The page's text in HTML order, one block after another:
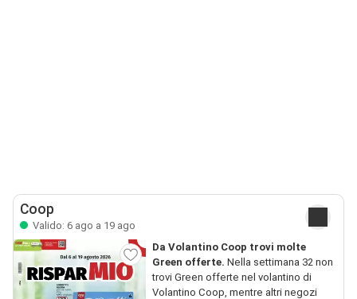
Coop
Valido: 6 ago a 19 ago
Da Volantino Coop trovi molte
Green offerte. Nella settimana 32 non
trovi Green offerte nel volantino di
Volantino Coop, mentre altri negozi